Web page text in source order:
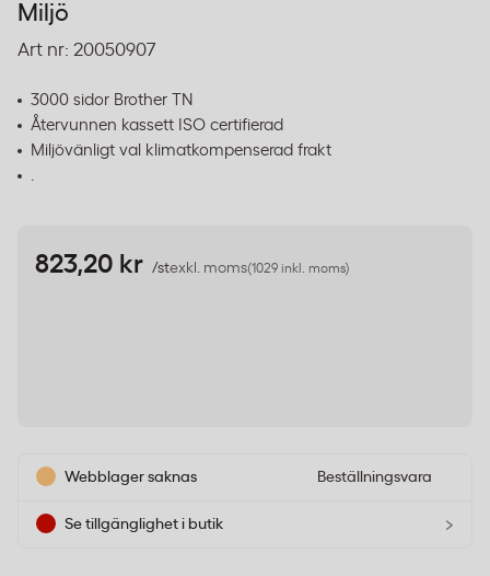
Miljö
Art nr: 20050907
3000 sidor Brother TN
Återvunnen kassett ISO certifierad
Miljövänligt val klimatkompenserad frakt
.
823,20 kr /stexkl. moms(1029 inkl. moms)
Webblager saknas Beställningsvara
Se tillgänglighet i butik ›